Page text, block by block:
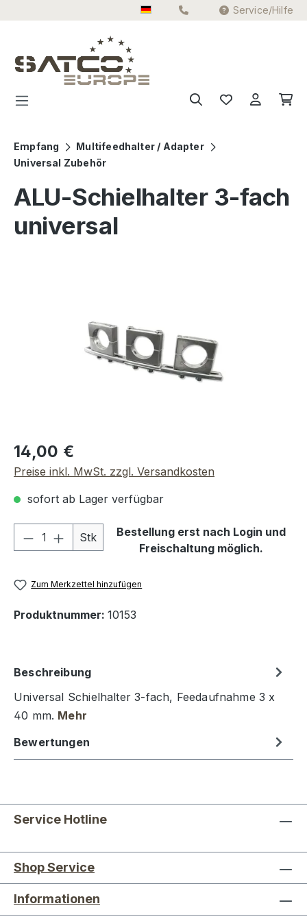
Zum Hauptinhalt springen Service/Hilfe
Empfang
Multifeedhalter / Adapter
Universal Zubehör
ALU-Schielhalter 3-fach
universal
Regulärer Preis:
14,00 €
Preise inkl. MwSt. zzgl. Versandkosten
sofort ab Lager verfügbar
Produkt Anzahl: Gib den
Stk
Bestellung erst nach Login und
Freischaltung möglich.
Zum Merkzettel hinzufügen
Produktnummer: 10153
Beschreibung
Universal Schielhalter 3-fach, Feedaufnahme 3 x
40 mm. Mehr
Bewertungen
Service Hotline
Shop Service
Informationen